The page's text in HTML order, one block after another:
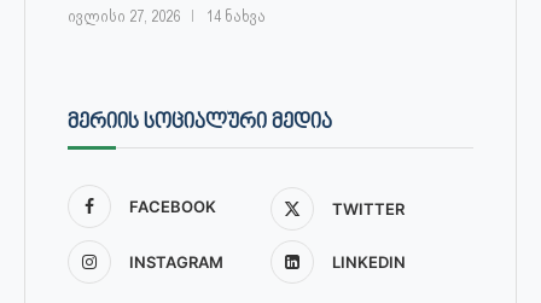
ივლისი 27, 2026 14 ნახვა
ᲛᲔᲠᲘᲘᲡ ᲡᲝᲪᲘᲐᲚᲣᲠᲘ ᲛᲔᲓᲘᲐ
FACEBOOK TWITTER
INSTAGRAM LINKEDIN